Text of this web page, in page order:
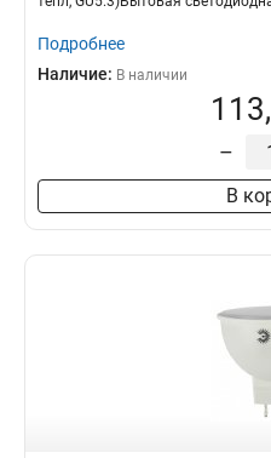
Подробнее
Наличие: В наличии
–
В